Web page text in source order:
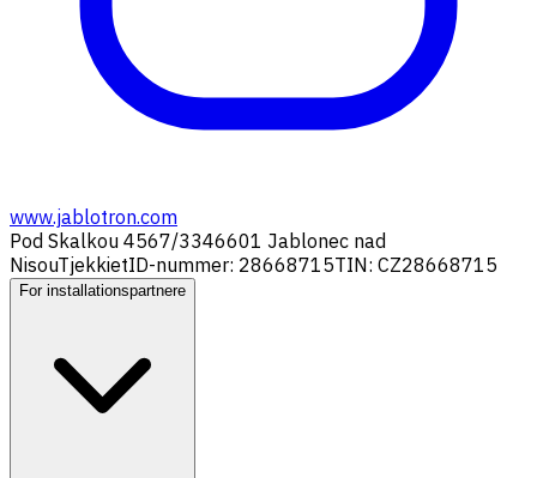
www.jablotron.com
Pod Skalkou 4567/3346601 Jablonec nad
NisouTjekkietID-nummer: 28668715TIN: CZ28668715
For installationspartnere